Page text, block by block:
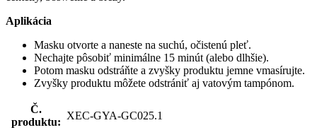
Aplikácia
Masku otvorte a naneste na suchú, očistenú pleť.
Nechajte pôsobiť minimálne 15 minút (alebo dlhšie).
Potom masku odstráňte a zvyšky produktu jemne vmasírujte.
Zvyšky produktu môžete odstrániť aj vatovým tampónom.
Č.
produktu:
XEC-GYA-GC025.1